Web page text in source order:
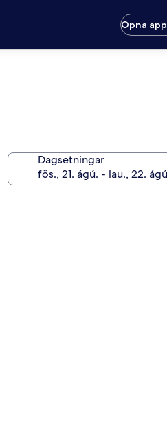
Opna app
Dagsetningar